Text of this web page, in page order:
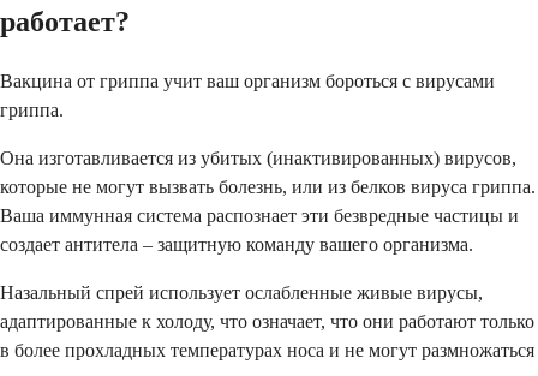
работает?
Вакцина от гриппа учит ваш организм бороться с вирусами
гриппа.
Она изготавливается из убитых (инактивированных) вирусов,
которые не могут вызвать болезнь, или из белков вируса гриппа.
Ваша иммунная система распознает эти безвредные частицы и
создает антитела – защитную команду вашего организма.
Назальный спрей использует ослабленные живые вирусы,
адаптированные к холоду, что означает, что они работают только
в более прохладных температурах носа и не могут размножаться